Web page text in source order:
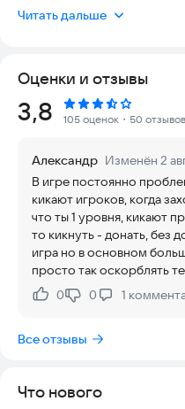
для игры только с
Читать дальше
Оценки и отзывы
Рейтинг:
3,8 105 оценок ・50 отзывов
Александр Изменён 2
В игре постоянно
кикают игроков, когда
что ты 1 уровня, кикают просто так. Если
то кикнуть - донать, без
игра но в основном
просто так оскорблять
Нравится:
0Не нравится:
0 1
Все отзывы
Что нового